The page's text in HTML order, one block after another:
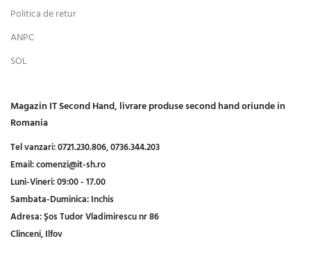
Politica de retur
ANPC
SOL
Magazin IT Second Hand, livrare produse second hand oriunde in
Romania
Tel vanzari:0721.230.806,0736.344.203
Email:comenzi@it-sh.ro
Luni-Vineri:09:00 - 17.00
Sambata-Duminica:Inchis
Adresa:Șos Tudor Vladimirescu nr 86
Clinceni, Ilfov